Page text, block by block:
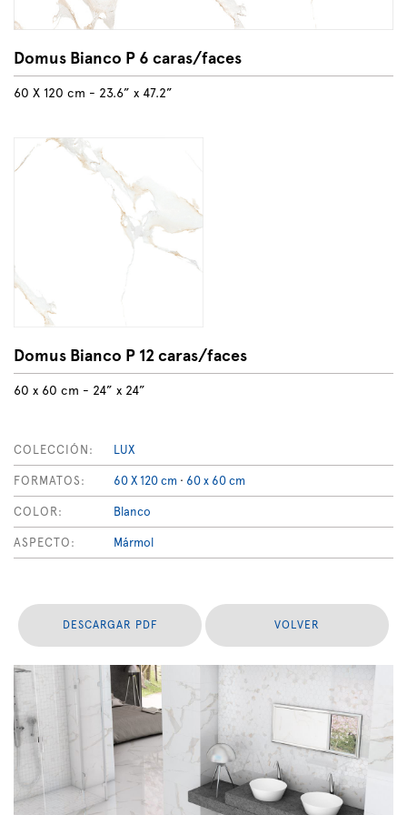
Domus Bianco P 6 caras/faces
60 X 120 cm - 23.6” x 47.2”
Domus Bianco P 12 caras/faces
60 x 60 cm - 24” x 24”
COLECCIÓN: LUX
FORMATOS: 60 X 120 cm · 60 x 60 cm
COLOR: Blanco
ASPECTO: Mármol
DESCARGAR PDF VOLVER